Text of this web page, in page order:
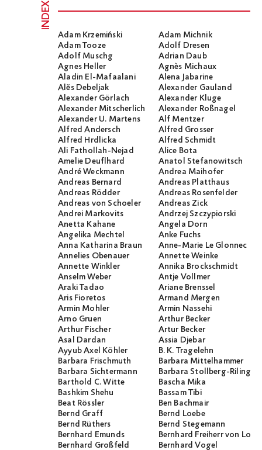
INDEX
Adam Krzemiński
Adam Michnik
Adam Tooze
Adolf Dresen
Adolf Muschg
Adrian Daub
Agnes Heller
Agnès Michaux
Aladin El-Mafaalani
Alena Jabarine
Alĕs Debeljak
Alexander Gauland
Alexander Görlach
Alexander Kluge
Alexander Mitscherlich
Alexander Roßnagel
Alexander U. Martens
Alf Mentzer
Alfred Andersch
Alfred Grosser
Alfred Hrdlicka
Alfred Schmidt
Ali Fathollah-Nejad
Alice Bota
Amelie Deuflhard
Anatol Stefanowitsch
André Weckmann
Andrea Maihofer
Andreas Bernard
Andreas Platthaus
Andreas Rödder
Andreas Rosenfelder
Andreas von Schoeler
Andreas Zick
Andrei Markovits
Andrzej Szczypiorski
Anetta Kahane
Angela Dorn
Angelika Mechtel
Anke Fuchs
Anna Katharina Braun
Anne-Marie Le Glonnec
Annelies Obenauer
Annette Weinke
Annette Winkler
Annika Brockschmidt
Anselm Weber
Antje Vollmer
Araki Tadao
Ariane Brenssel
Aris Fioretos
Armand Mergen
Armin Mohler
Armin Nassehi
Arno Gruen
Arthur Becker
Arthur Fischer
Artur Becker
Asal Dardan
Assia Djebar
Ayyub Axel Köhler
B. K. Tragelehn
Barbara Frischmuth
Barbara Mittelhammer
Barbara Sichtermann
Barbara Stollberg-Rilinger
Barthold C. Witte
Bascha Mika
Bashkim Shehu
Bassam Tibi
Beat Rössler
Ben Bachmair
Bernd Graff
Bernd Loebe
Bernd Rüthers
Bernd Stegemann
Bernhard Emunds
Bernhard Freiherr von
Bernhard Großfeld
Bernhard Vogel